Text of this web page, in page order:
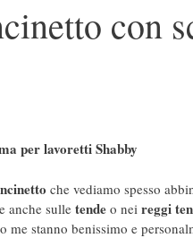
con
per lavoretti Shabby
che vediamo spesso
anche sulle tende o nei reggi
me stanno benissimo e